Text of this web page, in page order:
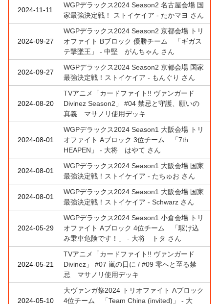
2024-11-11
WGPデラックス2024 Season2 名古屋会場 国
家最強決定戦！ ストイケイア - たかマヨ さん
2024-09-27
WGPデラックス2024 Season2 京都会場 トリ
オファイト Bブロック 優勝チーム 「ギガス
テ撃墜王」 - 中堅 がんちゃん さん
2024-09-27
WGPデラックス2024 Season2 京都会場 国家
最強決定戦！ストイケイア - もんぐり さん
2024-08-20
TVアニメ「カードファイト!! ヴァンガード
Divinez Season2」 #04 禁忌と守護、願いの
真義 マサノリ使用デッキ
2024-08-01
WGPデラックス2024 Season1 大阪会場 トリ
オファイト Aブロック 3位チーム 「7th
HEAPEN」 - 大将 はやて さん
2024-08-01
WGPデラックス2024 Season1 大阪会場 国家
最強決定戦！ストイケイア - たちゅお さん
2024-08-01
WGPデラックス2024 Season1 大阪会場 国家
最強決定戦！ストイケイア - Schwarz さん
2024-05-29
WGPデラックス2024 Season1 小倉会場 トリ
オファイト Aブロック 4位チーム 「駆け込
み乗車危険です！」 - 大将 トタ さん
2024-05-21
TVアニメ「カードファイト!! ヴァンガード
Divinez」 #07 嵐の日に / #09 零へと至る禁
忌 マサノリ使用デッキ
2024-05-10
大ヴァンガ祭2024 トリオファイト Aブロック
4位チーム 「Team China (invited)」 - 大